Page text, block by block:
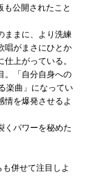
も公開されたこと
ままに、より洗練
唱がまさにひとか
上がっている。
。「自分自身への
楽曲」になってい
情を爆発させるよ
くパワーを秘めた
併せて注目しよ